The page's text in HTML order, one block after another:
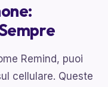
Remind, puoi
cellulare. Queste